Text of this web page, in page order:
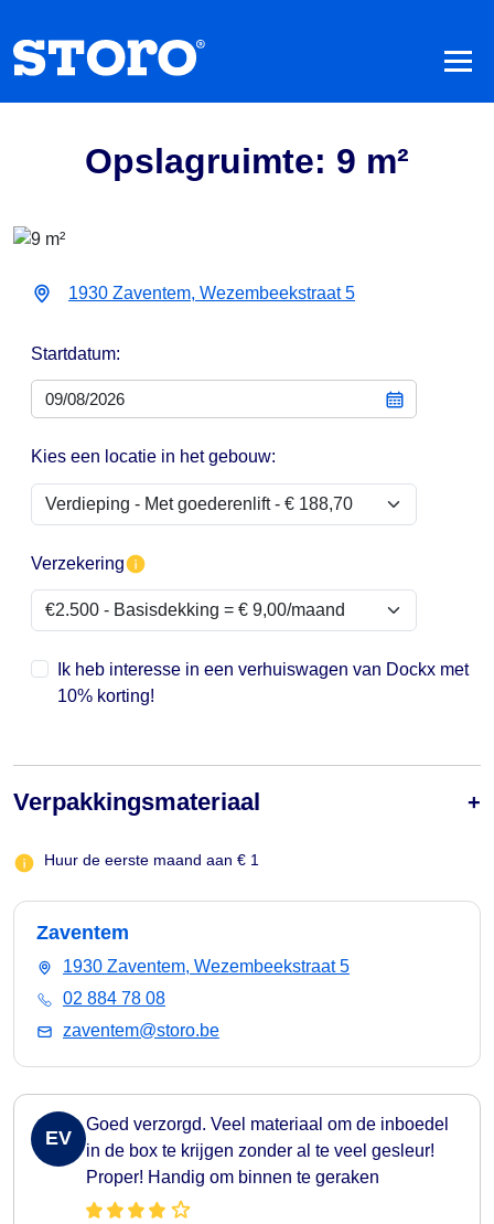
Opslagruimte: 9 m²
1930 Zaventem, Wezembeekstraat 5
Startdatum:
Kies een locatie in het gebouw:
Verzekering
Ik heb interesse in een verhuiswagen van Dockx met
10% korting!
Verpakkingsmateriaal
Huur de eerste maand aan € 1
Zaventem
1930 Zaventem, Wezembeekstraat 5
02 884 78 08
zaventem@storo.be
EV
Goed verzorgd. Veel materiaal om de inboedel
in de box te krijgen zonder al te veel gesleur!
Proper! Handig om binnen te geraken